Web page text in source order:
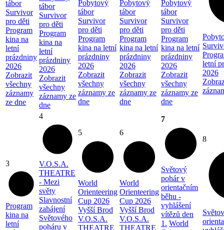
tábor
Survivor
pro děti
Program
kina na
letní
prázdniny
2026
Zobrazit
všechny
záznamy
ze dne
tábor
Survivor
pro děti
Program
kina na
letní
prázdniny
2026
Zobrazit
všechny
záznamy ze
dne
Pobytový
tábor
Survivor
pro děti
Program
kina na letní
prázdniny
2026
Zobrazit
všechny
záznamy ze
dne
Pobytový
tábor
Survivor
pro děti
Program
kina na letní
prázdniny
2026
Zobrazit
všechny
záznamy ze
dne
Pobytový
tábor
Survivor
pro děti
Program
kina na letní
prázdniny
2026
Zobrazit
všechny
záznamy ze
dne
letní
2026
3
Program
kina na
letní
4
V.O.S.A.
THEATRE
- Mezi
světy
Slavnostní
zahájení
Světového
poháru v
5
World
Orienteering
Cup 2026
Vyšší Brod
V.O.S.A.
THEATRE
6
World
Orienteering
Cup 2026
Vyšší Brod
V.O.S.A.
THEATRE
7
Světový
pohár v
orientačním
běhu -
vyhlášení
vítězů den
1. World
8